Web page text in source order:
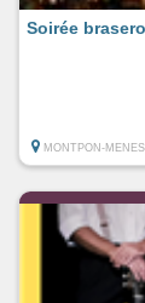
Soirée brasero
MONTPON-